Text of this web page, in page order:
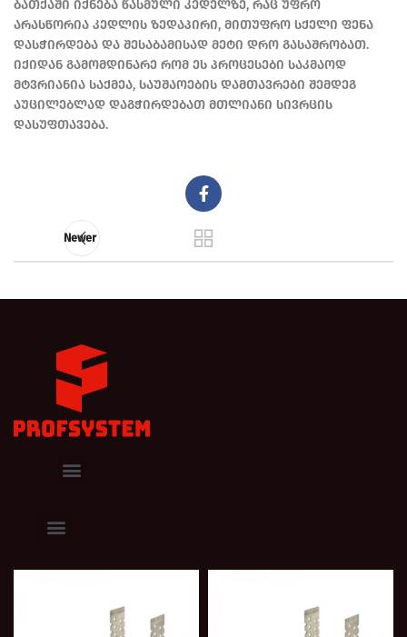
ბათქაში იქნება წასმული კედელზე, რაც უფრო
არასწორია კედლის ზედაპირი, მითუფრო სქელი ფენა
დასჭირდება და შესაბამისად მეტი დრო გასაშრობათ.
იქიდან გამომდინარე რომ ეს პროცესები საკმაოდ
მტვრიანია საქმეა, საუშაოების დამთავრები შემდეგ
აუცილებლად დაგჭირდებათ მთლიანი სივრცის
დასუფთავება.
Newer